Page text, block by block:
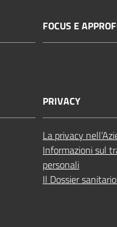
FOCUS E
PRIVACY
La privacy
Informazioni sul
personali
Il Dossier